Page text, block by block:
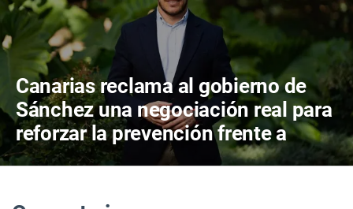
Canarias reclama al gobierno de
Sánchez una negociación real para
reforzar la prevención frente a
incendios y la gestión forestal